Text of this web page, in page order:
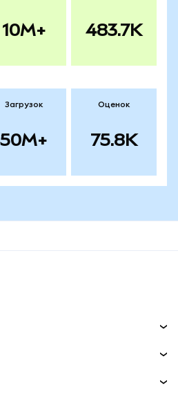
10M+ 483.7K
Загрузок
50M+
Оценок
75.8K